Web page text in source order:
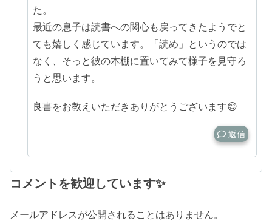
た。
最近の息子は読書への関心も戻ってきたようでと
ても嬉しく感じています。「読め」というのでは
なく、そっと彼の本棚に置いてみて様子を見守ろ
うと思います。
良書をお教えいただきありがとうございます😊
返信
コメントを歓迎しています✨
メールアドレスが公開されることはありません。